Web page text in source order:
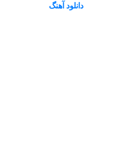
دانلود آهنگ